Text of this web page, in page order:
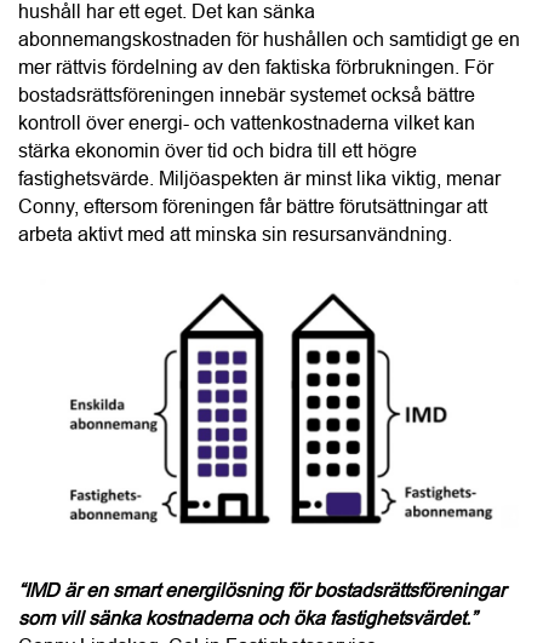
“IMD är en smart energilösning för bostadsrättsföreningar
som vill sänka kostnaderna och öka fastighetsvärdet.”
Conny Lindskog, CoLin Fastighetsservice
många bostadsrättsföreningar uppskattar mest. Styrelsen
får en tydlig och trygg process från kostnadsfri projektering
och teknisk analys till ekonomisk kalkyl, installation,
driftsättning samt löpande uppföljning och support. Många
kunder återkommer också med nya uppdrag, antingen för
fler fastigheter i det egna beståndet eller genom
samarbeten med andra bostadsrättsföreningar.
Här kan du läsa mer om CoLin Fastighetsservice.
Text: Linda Svedin
Följ BRF-Nytt på Facebook